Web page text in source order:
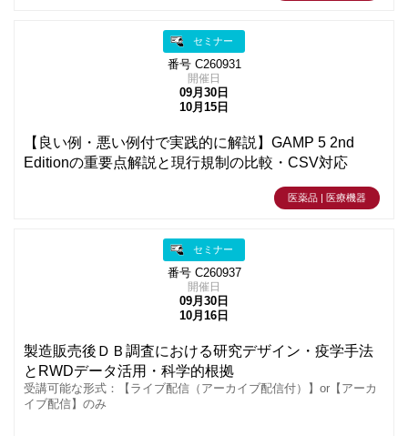
セミナー
番号 C260931
開催日
09月30日
10月15日
【良い例・悪い例付で実践的に解説】GAMP 5 2nd
Editionの重要点解説と現行規制の比較・CSV対応
医薬品 | 医療機器
セミナー
番号 C260937
開催日
09月30日
10月16日
製造販売後ＤＢ調査における研究デザイン・疫学手法
とRWDデータ活用・科学的根拠
受講可能な形式：【ライブ配信（アーカイブ配信付）】or【アーカ
イブ配信】のみ